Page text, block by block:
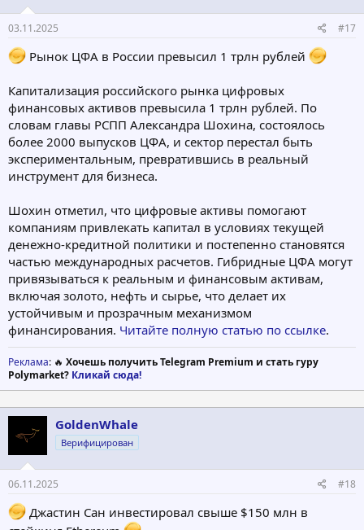
03.11.2025 #17
Рынок ЦФА в России превысил 1 трлн рублей
Капитализация российского рынка цифровых
финансовых активов превысила 1 трлн рублей. По
словам главы РСПП Александра Шохина, состоялось
более 2000 выпусков ЦФА, и сектор перестал быть
экспериментальным, превратившись в реальный
инструмент для бизнеса.
Шохин отметил, что цифровые активы помогают
компаниям привлекать капитал в условиях текущей
денежно-кредитной политики и постепенно становятся
частью международных расчетов. Гибридные ЦФА могут
привязываться к реальным и финансовым активам,
включая золото, нефть и сырье, что делает их
устойчивым и прозрачным механизмом
финансирования. Читайте полную статью по ссылке.
Реклама: 🔥 Хочешь получить Telegram Premium и стать гуру
Polymarket? Кликай сюда!
GoldenWhale
Верифицирован
06.11.2025 #18
Джастин Сан инвестировал свыше $150 млн в